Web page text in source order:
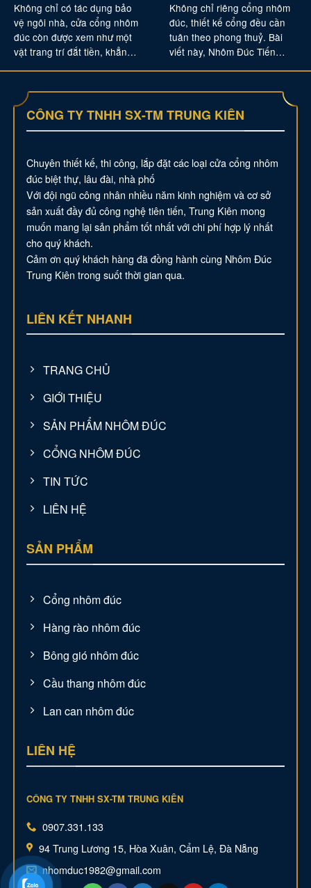
Thời tiết ẩm ướt cùng với
những cơn mưa dai dẳng có
thể mang đến những rắc rối
có thể xảy ra cho ngôi nhà
Hàng rào là một thành phần
quan trọng của ngôi nhà.
Ngoài yếu tố đảm bảo sự an
toàn cho ngôi nhà, biệt thự
CÔNG TY TNHH SX-TM TRUNG KIÊN
Chuyên thiết kế, thi công, lắp đặt các loại cửa cổng nhôm
đúc biệt thự, lâu đài, nhà phố
Với đội ngũ công nhân nhiều năm kinh nghiệm và cơ sở
sản xuất đầy đủ công nghệ tiên tiến, Trung Kiên mong
muốn mang lại sản phẩm tốt nhất với chi phí hợp lý nhất
cho quý khách.
Cảm ơn quý khách hàng đã đồng hành cùng Nhôm Đúc
Trung Kiên trong suốt thời gian qua.
LIÊN KẾT NHANH
TRANG CHỦ
GIỚI THIỆU
SẢN PHẨM NHÔM ĐÚC
CỔNG NHÔM ĐÚC
TIN TỨC
LIÊN HỆ
SẢN PHẨM
Cổng nhôm đúc
Hàng rào nhôm đúc
Bông gió nhôm đúc
Cầu thang nhôm đúc
Lan can nhôm đúc
LIÊN HỆ
CÔNG TY TNHH SX-TM TRUNG KIÊN
0907.331.133
94 Trung Lương 15, Hòa Xuân, Cẩm Lệ, Đà Nẵng
nhomduc1982@gmail.com